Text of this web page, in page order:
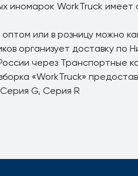
иномарок WorkTruck
оптом или в розницу можно
организует доставку по
через Транспортные
«WorkTruck»
G, Серия R